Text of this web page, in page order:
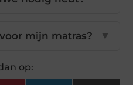
mijn matras? ▼
op: